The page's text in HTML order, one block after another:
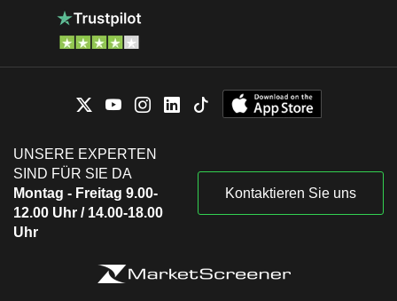
UNSERE EXPERTEN
SIND FÜR SIE DA
Montag - Freitag 9.00-
12.00 Uhr / 14.00-18.00
Uhr
Kontaktieren Sie uns